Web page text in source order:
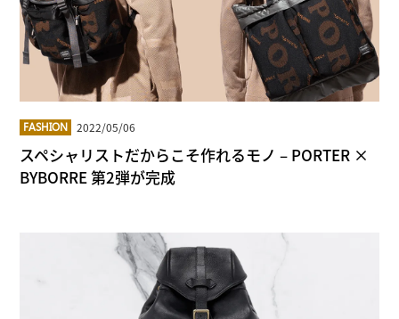
FASHION 2022/05/06
スペシャリストだからこそ作れるモノ – PORTER ×
BYBORRE 第2弾が完成